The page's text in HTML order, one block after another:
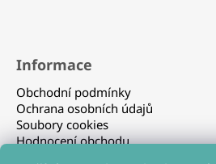
Informace
Obchodní podmínky
Ochrana osobních údajů
Soubory cookies
Hodnocení obchodu